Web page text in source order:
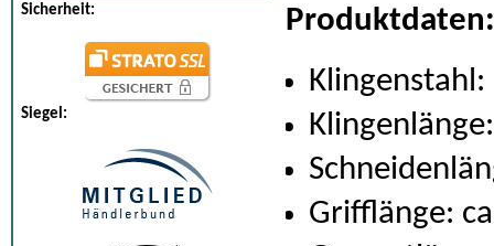
Sicherheit:
Siegel:
Produktdaten:
Grifflänge: